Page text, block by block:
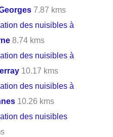
7.87 kms
des nuisibles à
8.74 kms
des nuisibles à
10.17 kms
des nuisibles à
10.26 kms
des nuisibles